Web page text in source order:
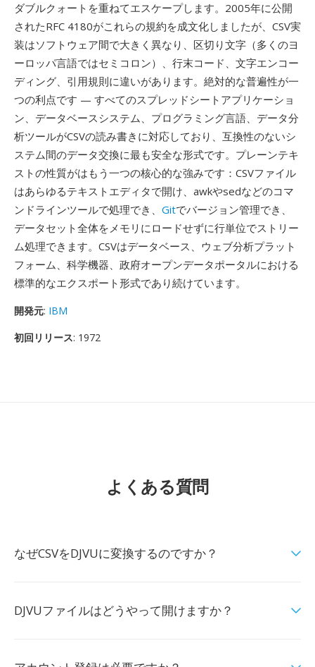
ダブルクォートを重ねてエスケープします。2005年に公開
されたRFC 4180がこれらの規約を成文化しましたが、CSV実
装はソフトウェア間で大きく異なり、区切り文字（多くのヨ
ーロッパ言語ではセミコロン）、行末コード、文字エンコー
ディング、引用規則に違いがあります。絶対的な普遍性が一
つの利点です — すべてのスプレッドシートアプリケーショ
ン、データベースシステム、プログラミング言語、データ分
析ツールがCSVの読み書きに対応しており、互換性のないシ
ステム間のデータ交換に最も安全な形式です。プレーンテキ
ストの性質がはもう一つの核心的な強みです：CSVファイル
はあらゆるテキストエディタで開け、awkやsedなどのコマ
ンドラインツールで処理でき、 Gitでバージョン管理でき、
データセット全体をメモリにロードせずに行単位でストリー
ム処理できます。CSVはデータベース、ウェブ分析プラット
フォーム、科学機器、政府オープンデータポータルにおける
標準的なエクスポート形式であり続けています。
開発元: IBM
初回リリース: 1972
よくある質問
なぜCSVをDJVUに変換するのですか？
DJVUファイルはどうやって開けますか？